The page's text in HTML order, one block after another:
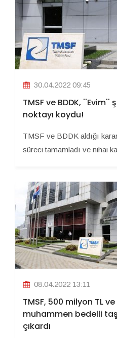
30.04.2022 09:45
TMSF ve BDDK,
noktayı koydu!
TMSF ve BDDK aldığı
süreci tamamladı ve nihai
08.04.2022 13:11
TMSF, 500 milyon TL
muhammen bedelli
çıkardı